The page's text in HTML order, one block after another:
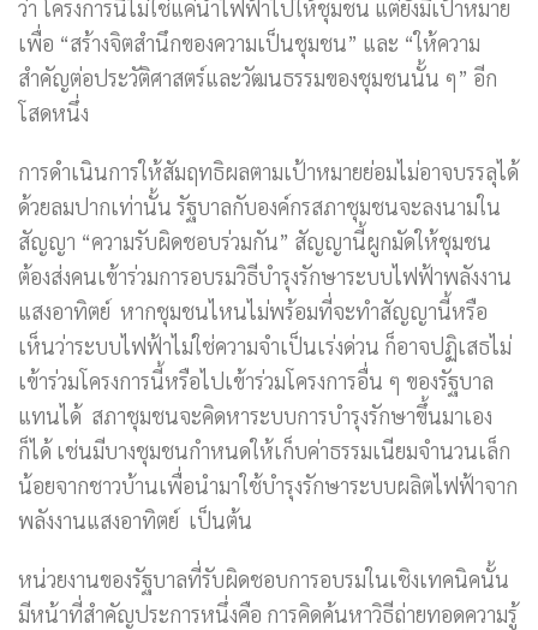
ว่า โครงการนี้ไม่ใช่แค่นำไฟฟ้าไปให้ชุมชน แต่ยังมีเป้าหมาย
เพื่อ “สร้างจิตสำนึกของความเป็นชุมชน” และ “ให้ความ
สำคัญต่อประวัติศาสตร์และวัฒนธรรมของชุมชนนั้น ๆ” อีก
โสดหนึ่ง
การดำเนินการให้สัมฤทธิผลตามเป้าหมายย่อมไม่อาจบรรลุได้
ด้วยลมปากเท่านั้น รัฐบาลกับองค์กรสภาชุมชนจะลงนามใน
สัญญา “ความรับผิดชอบร่วมกัน” สัญญานี้ผูกมัดให้ชุมชน
ต้องส่งคนเข้าร่วมการอบรมวิธีบำรุงรักษาระบบไฟฟ้าพลังงาน
แสงอาทิตย์ หากชุมชนไหนไม่พร้อมที่จะทำสัญญานี้หรือ
เห็นว่าระบบไฟฟ้าไม่ใช่ความจำเป็นเร่งด่วน ก็อาจปฏิเสธไม่
เข้าร่วมโครงการนี้หรือไปเข้าร่วมโครงการอื่น ๆ ของรัฐบาล
แทนได้ สภาชุมชนจะคิดหาระบบการบำรุงรักษาขึ้นมาเอง
ก็ได้ เช่นมีบางชุมชนกำหนดให้เก็บค่าธรรมเนียมจำนวนเล็ก
น้อยจากชาวบ้านเพื่อนำมาใช้บำรุงรักษาระบบผลิตไฟฟ้าจาก
พลังงานแสงอาทิตย์ เป็นต้น
หน่วยงานของรัฐบาลที่รับผิดชอบการอบรมในเชิงเทคนิคนั้น
มีหน้าที่สำคัญประการหนึ่งคือ การคิดค้นหาวิธีถ่ายทอดความรู้